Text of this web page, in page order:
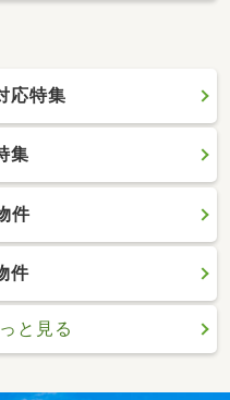
応特集
集
件
件
と見る